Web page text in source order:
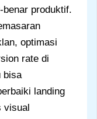
benar produktif.
optimasi
rate di
bisa
landing
visual